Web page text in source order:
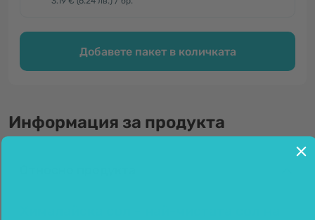
Добавете пакет в количката
Информация за продукта